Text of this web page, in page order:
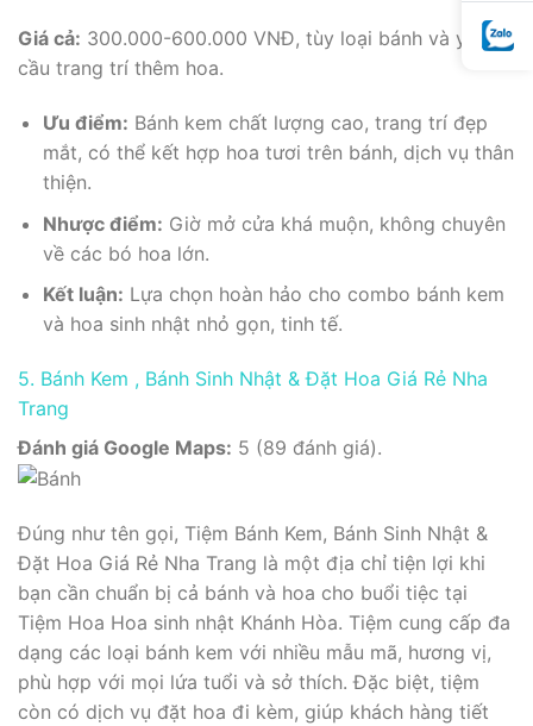
Giá cả: 300.000-600.000 VNĐ, tùy loại bánh và yêu
cầu trang trí thêm hoa.
Ưu điểm: Bánh kem chất lượng cao, trang trí đẹp
mắt, có thể kết hợp hoa tươi trên bánh, dịch vụ thân
thiện.
Nhược điểm: Giờ mở cửa khá muộn, không chuyên
về các bó hoa lớn.
Kết luận: Lựa chọn hoàn hảo cho combo bánh kem
và hoa sinh nhật nhỏ gọn, tinh tế.
5. Bánh Kem , Bánh Sinh Nhật & Đặt Hoa Giá Rẻ Nha
Trang
Đánh giá Google Maps: 5 (89 đánh giá).
Đúng như tên gọi, Tiệm Bánh Kem, Bánh Sinh Nhật &
Đặt Hoa Giá Rẻ Nha Trang là một địa chỉ tiện lợi khi
bạn cần chuẩn bị cả bánh và hoa cho buổi tiệc tại
Tiệm Hoa Hoa sinh nhật Khánh Hòa. Tiệm cung cấp đa
dạng các loại bánh kem với nhiều mẫu mã, hương vị,
phù hợp với mọi lứa tuổi và sở thích. Đặc biệt, tiệm
còn có dịch vụ đặt hoa đi kèm, giúp khách hàng tiết